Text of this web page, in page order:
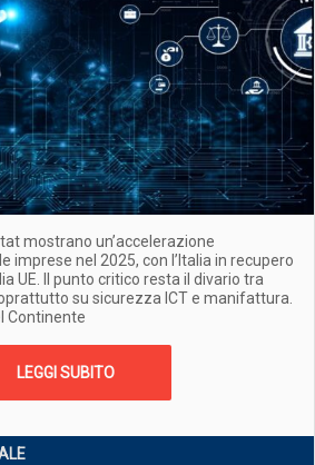
mostrano un’accelerazione
imprese nel 2025, con l’Italia in recupero
UE. Il punto critico resta il divario tra
su sicurezza ICT e manifattura.
Continente
LEGGI SUBITO